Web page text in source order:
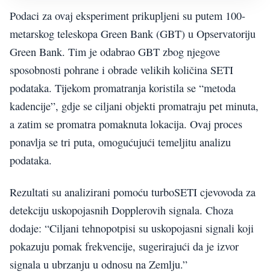
Podaci za ovaj eksperiment prikupljeni su putem 100-
metarskog teleskopa Green Bank (GBT) u Opservatoriju
Green Bank. Tim je odabrao GBT zbog njegove
sposobnosti pohrane i obrade velikih količina SETI
podataka. Tijekom promatranja koristila se “metoda
kadencije”, gdje se ciljani objekti promatraju pet minuta,
a zatim se promatra pomaknuta lokacija. Ovaj proces
ponavlja se tri puta, omogućujući temeljitu analizu
podataka.
Rezultati su analizirani pomoću turboSETI cjevovoda za
detekciju uskopojasnih Dopplerovih signala. Choza
dodaje: “Ciljani tehnopotpisi su uskopojasni signali koji
pokazuju pomak frekvencije, sugerirajući da je izvor
signala u ubrzanju u odnosu na Zemlju.”